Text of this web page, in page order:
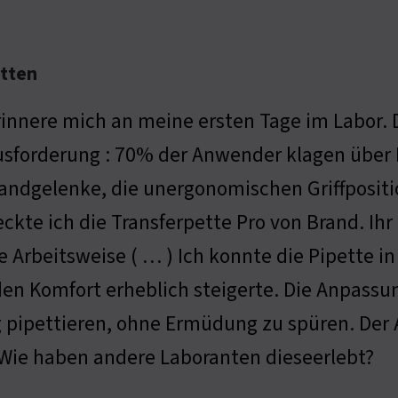
mich an meine ersten Tage im
: 70% der Anwender klagen
die unergonomischen
ich die Transferpette Pro von Brand.
Arbeitsweise ( … ) Ich konnte die Pipette
Komfort erheblich steigerte. Die
ohne Ermüdung zu spüren.
haben andere Laboranten dieseerlebt?